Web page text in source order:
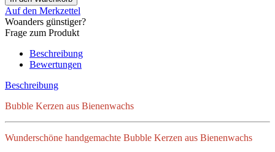
Auf den Merkzettel
Woanders günstiger?
Frage zum Produkt
Beschreibung
Bewertungen
Beschreibung
Bubble Kerzen aus Bienenwachs
Wunderschöne handgemachte Bubble Kerzen aus Bienenwachs